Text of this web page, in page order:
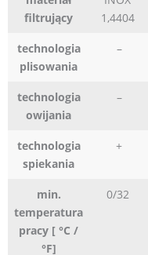
filtrujący
1,4404
technologia
plisowania
–
technologia
owijania
–
technologia
spiekania
+
min.
temperatura
pracy [ °C /
°F]
0/32